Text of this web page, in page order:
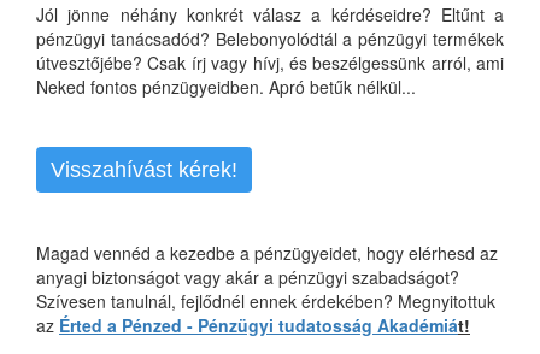
Jól jönne néhány konkrét válasz a kérdéseidre? Eltűnt a
pénzügyi tanácsadód? Belebonyolódtál a pénzügyi termékek
útvesztőjébe? Csak írj vagy hívj, és beszélgessünk arról, ami
Neked fontos pénzügyeidben. Apró betűk nélkül...
Visszahívást kérek!
Magad vennéd a kezedbe a pénzügyeidet, hogy elérhesd az
anyagi biztonságot vagy akár a pénzügyi szabadságot?
Szívesen tanulnál, fejlődnél ennek érdekében? Megnyitottuk
az Érted a Pénzed - Pénzügyi tudatosság Akadémiát!